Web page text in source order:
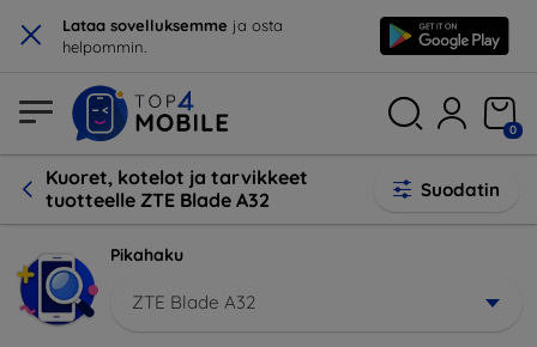
× Lataa sovelluksemme ja osta
helpommin.
0
Kuoret, kotelot ja tarvikkeet
tuotteelle ZTE Blade A32
Suodatin
Pikahaku
ZTE Blade A32